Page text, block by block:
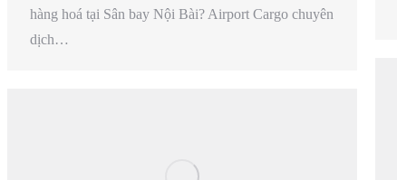
hàng hoá tại Sân bay Nội Bài? Airport Cargo chuyên
dịch…